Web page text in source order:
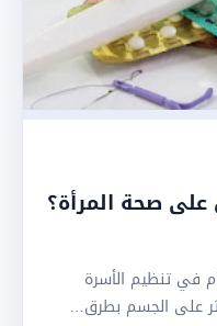
صحة المرأة؟
في تنظيم الأسرة
على الجسم بطرق…